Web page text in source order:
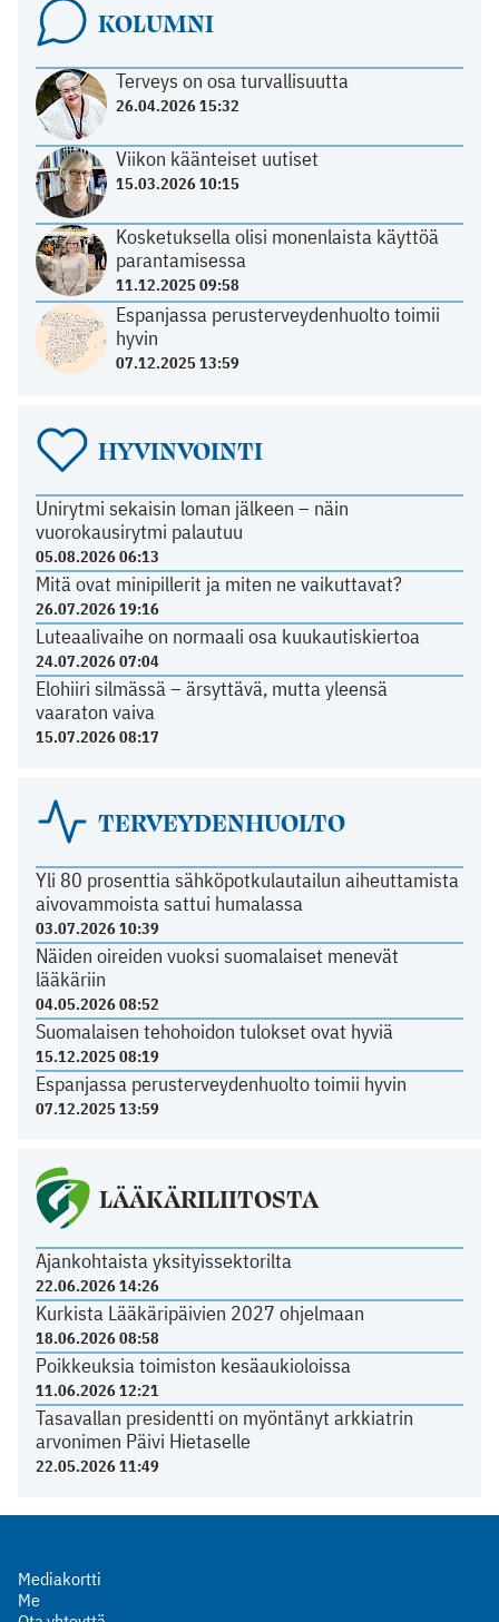
KOLUMNI
Terveys on osa turvallisuutta
26.04.2026 15:32
Viikon käänteiset uutiset
15.03.2026 10:15
Kosketuksella olisi monenlaista käyttöä
parantamisessa
11.12.2025 09:58
Espanjassa perusterveydenhuolto toimii
hyvin
07.12.2025 13:59
HYVINVOINTI
Unirytmi sekaisin loman jälkeen – näin
vuorokausirytmi palautuu
05.08.2026 06:13
Mitä ovat minipillerit ja miten ne vaikuttavat?
26.07.2026 19:16
Luteaalivaihe on normaali osa kuukautiskiertoa
24.07.2026 07:04
Elohiiri silmässä – ärsyttävä, mutta yleensä
vaaraton vaiva
15.07.2026 08:17
TERVEYDENHUOLTO
Yli 80 prosenttia sähköpotkulautailun aiheuttamista
aivovammoista sattui humalassa
03.07.2026 10:39
Näiden oireiden vuoksi suomalaiset menevät
lääkäriin
04.05.2026 08:52
Suomalaisen tehohoidon tulokset ovat hyviä
15.12.2025 08:19
Espanjassa perusterveydenhuolto toimii hyvin
07.12.2025 13:59
LÄÄKÄRILIITOSTA
Ajankohtaista yksityissektorilta
22.06.2026 14:26
Kurkista Lääkäripäivien 2027 ohjelmaan
18.06.2026 08:58
Poikkeuksia toimiston kesäaukioloissa
11.06.2026 12:21
Tasavallan presidentti on myöntänyt arkkiatrin
arvonimen Päivi Hietaselle
22.05.2026 11:49
Mediakortti
Me